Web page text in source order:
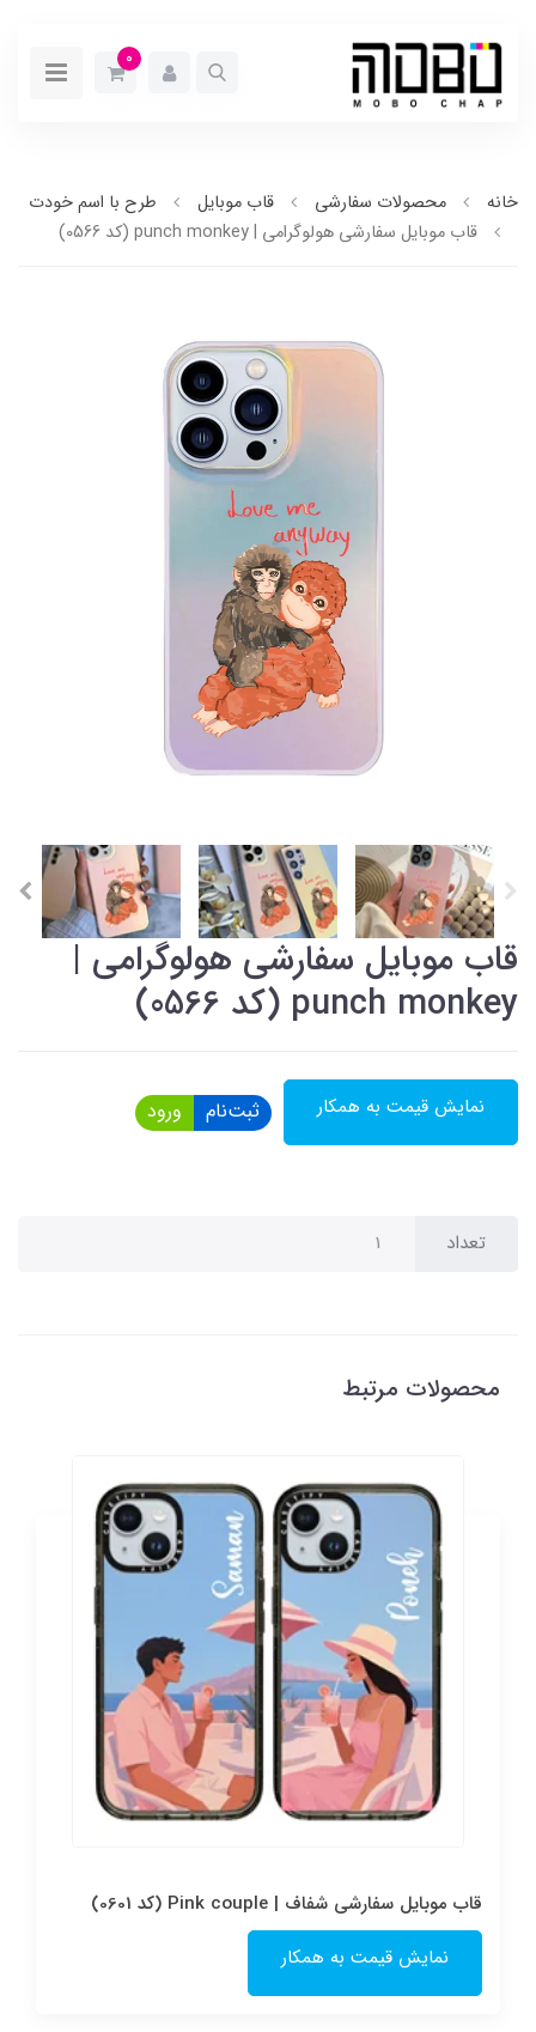
0
خانه محصولات سفارشی قاب موبایل
طرح با اسم خودت
قاب موبایل سفارشی هولوگرامی | punch monkey (کد 0566)
قاب موبایل سفارشی هولوگرامی |
punch monkey (کد 0566)
نمایش قیمت به همکار ثبت‌نام ورود
تعداد
محصولات مرتبط
قاب موبایل سفارشی شفاف | Pink couple (کد 0601)
نمایش قیمت به همکار